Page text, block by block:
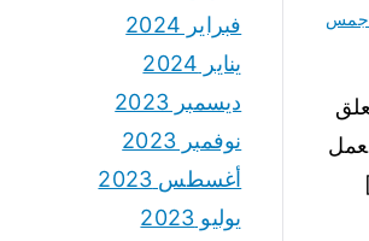
جمس
فبراير 2024
يناير 2024
ديسمبر 2023
نوفمبر 2023
أغسطس 2023
يوليو 2023